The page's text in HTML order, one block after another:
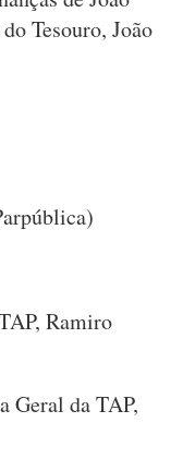
Tesouro, João
Ramiro
Geral da TAP,